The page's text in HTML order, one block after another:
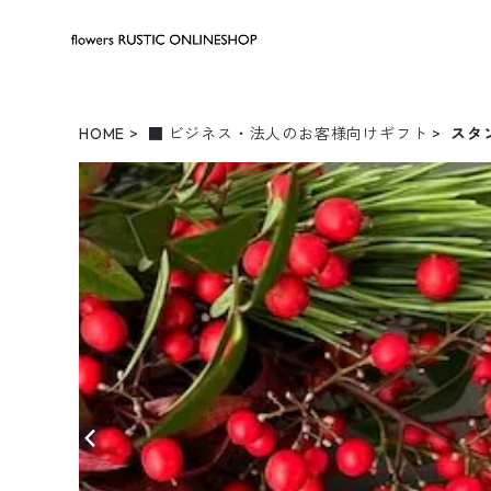
HOME ■ ビジネス・法人のお客様向けギフト スタ